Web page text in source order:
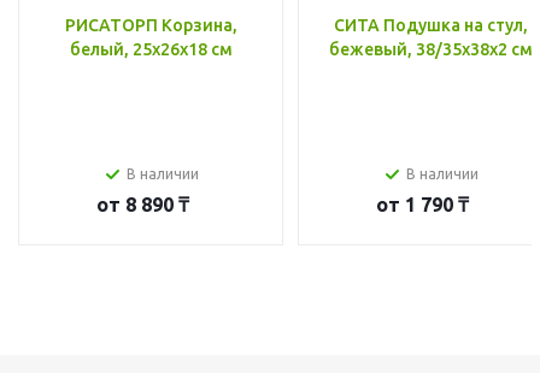
РИСАТОРП Корзина,
белый, 25x26x18 см
В наличии
от 8 890 ₸
СИТА Подушка на стул,
бежевый, 38/35x38x2 см
В наличии
от 1 790 ₸